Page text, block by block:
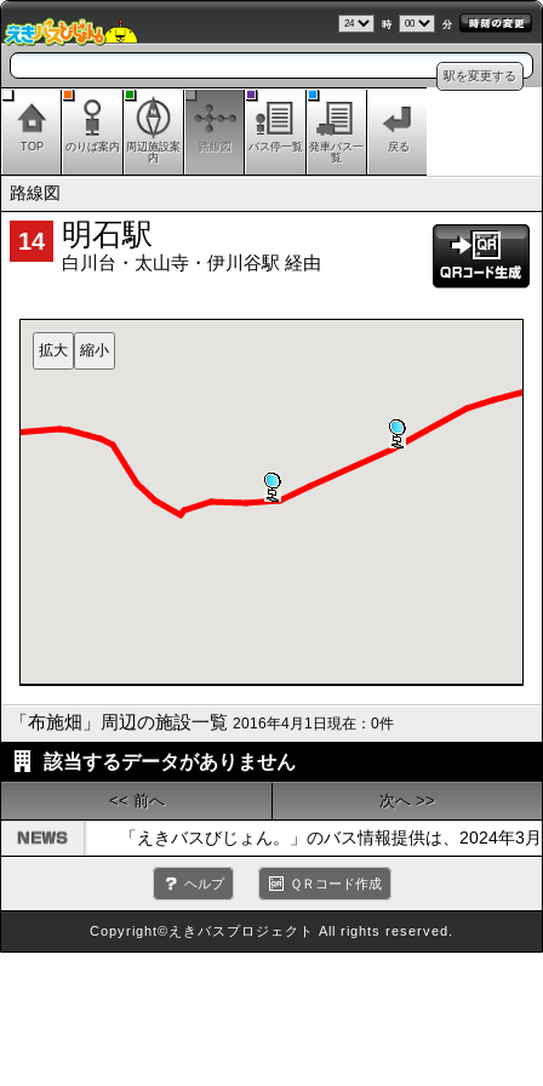
時 分
駅を変更する
TOP のりば案内
周辺施設案
内
路線図 バス停一覧 発車バス一
覧
戻る
路線図
14 明石駅
白川台・太山寺・伊川谷駅 経由
「布施畑」周辺の施設一覧 2016年4月1日現在：0件
該当するデータがありません
<< 前へ 次へ >>
「えきバスびじょん。」のバス情報提供は、2024年3
ヘルプ ＱＲコード作成
Copyright©えきバスプロジェクト All rights reserved.